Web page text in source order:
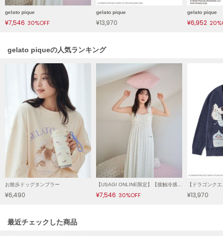
ルコックスポルティフ
LeSportsac
レスポートサック
LILY BROWN
リリーブラウン
LILY BROWN Lingerie
リリーブラウンランジェリー
LITTLE UNION TOKYO
リトルユニオン トウキョウ
made of Organics
メイドオブオーガニクス
gelato pique
¥7,546 30%OFF
gelato pique
¥13,970
gelato pique
¥6,952
gelato piqueの人気ランキング
お散歩ドッグタンブラー
¥6,490
【USAGI ONLINE限定】【接触冷感】モチーフ柄カップインワンピース
¥7,546 30%OFF ¥13,970
関連記事
最近チェックした商品